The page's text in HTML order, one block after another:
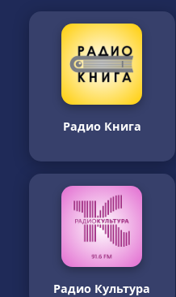
Радио Книга
Радио Культура